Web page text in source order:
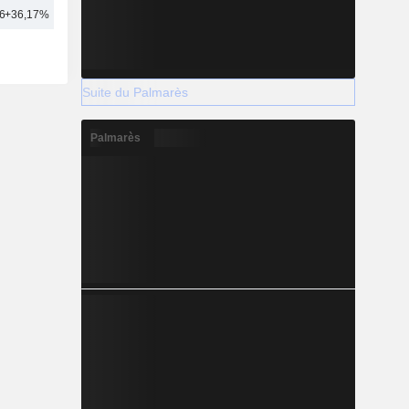
+36,17%
Suite du Palmarès
Palmarès